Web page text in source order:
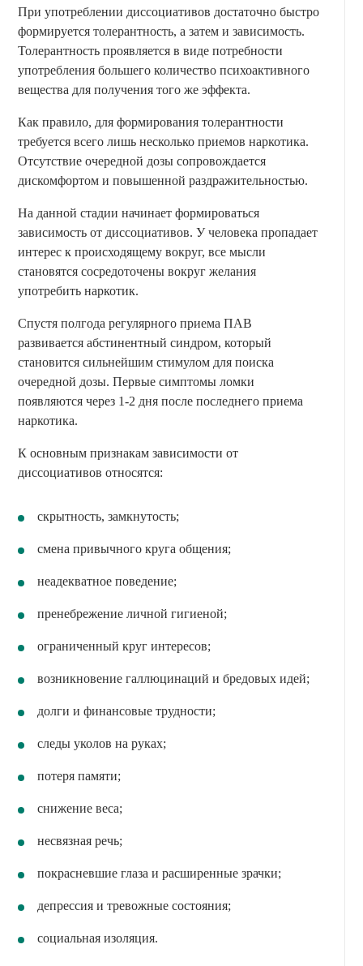
При употреблении диссоциативов достаточно быстро
формируется толерантность, а затем и зависимость.
Толерантность проявляется в виде потребности
употребления большего количество психоактивного
вещества для получения того же эффекта.
Как правило, для формирования толерантности
требуется всего лишь несколько приемов наркотика.
Отсутствие очередной дозы сопровождается
дискомфортом и повышенной раздражительностью.
На данной стадии начинает формироваться
зависимость от диссоциативов. У человека пропадает
интерес к происходящему вокруг, все мысли
становятся сосредоточены вокруг желания
употребить наркотик.
Спустя полгода регулярного приема ПАВ
развивается абстинентный синдром, который
становится сильнейшим стимулом для поиска
очередной дозы. Первые симптомы ломки
появляются через 1-2 дня после последнего приема
наркотика.
К основным признакам зависимости от
диссоциативов относятся:
скрытность, замкнутость;
смена привычного круга общения;
неадекватное поведение;
пренебрежение личной гигиеной;
ограниченный круг интересов;
возникновение галлюцинаций и бредовых идей;
долги и финансовые трудности;
следы уколов на руках;
потеря памяти;
снижение веса;
несвязная речь;
покрасневшие глаза и расширенные зрачки;
депрессия и тревожные состояния;
социальная изоляция.